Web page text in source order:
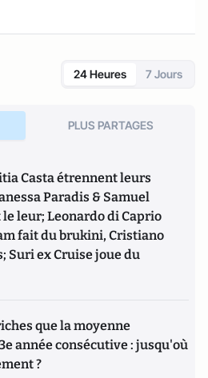
dans le monde arabe. Il a
24 Heures 7 Jours
PLUS PARTAGES
Casta étrennent leurs
Paradis & Samuel
leur; Leonardo di Caprio
fait du brukini, Cristiano
Suri ex Cruise joue du
que la moyenne
année consécutive : jusqu'où
?